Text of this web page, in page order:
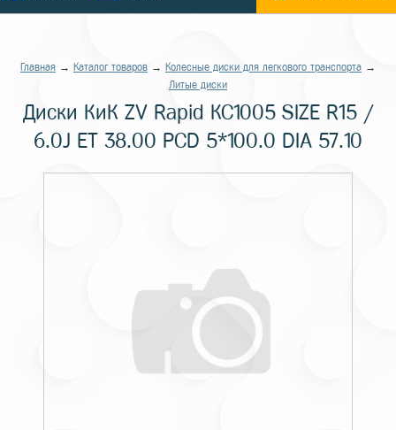
Главная → Каталог товаров → Колесные диски для легкового транспорта →
Литые диски
Диски КиК ZV Rapid КС1005 SIZE R15 /
6.0J ET 38.00 PCD 5*100.0 DIA 57.10